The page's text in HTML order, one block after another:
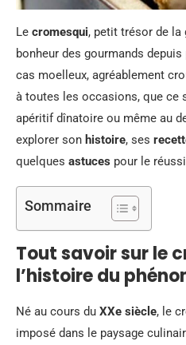
Le cromesqui, petit trésor de
bonheur des gourmands
cas moelleux, agréablement
à toutes les occasions, que ce
apéritif dînatoire ou même au
explorer son histoire, ses
quelques astuces pour le
Sommaire
Tout savoir sur le
l’histoire du
Né au cours du XXe siècle, le
imposé dans le paysage